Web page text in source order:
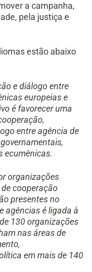
a campanha,
pela justiça e
estão abaixo
e diálogo entre
europeias e
é favorecer uma
entre agência de
ecumênicas.
organizações
cooperação
presentes no
agências é ligada à
130 organizações
nas áreas de
em mais de 140